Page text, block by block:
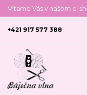
Vítame Vás v našom e-
+421 917 577 388